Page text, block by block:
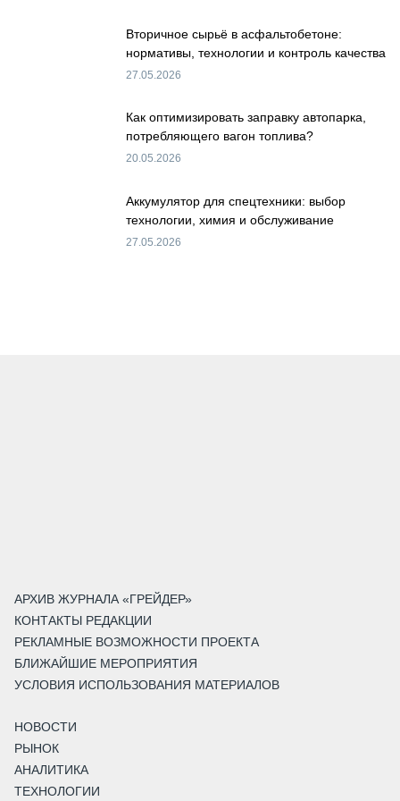
Вторичное сырьё в асфальтобетоне:
нормативы, технологии и контроль качества
27.05.2026
Как оптимизировать заправку автопарка,
потребляющего вагон топлива?
20.05.2026
Аккумулятор для спецтехники: выбор
технологии, химия и обслуживание
27.05.2026
АРХИВ ЖУРНАЛА «ГРЕЙДЕР»
КОНТАКТЫ РЕДАКЦИИ
РЕКЛАМНЫЕ ВОЗМОЖНОСТИ ПРОЕКТА
БЛИЖАЙШИЕ МЕРОПРИЯТИЯ
УСЛОВИЯ ИСПОЛЬЗОВАНИЯ МАТЕРИАЛОВ
НОВОСТИ
РЫНОК
АНАЛИТИКА
ТЕХНОЛОГИИ